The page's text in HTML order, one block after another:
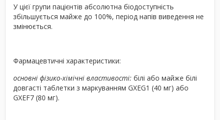
У цієї групи пацієнтів абсолютна біодоступність
збільшується майже до 100%, період напів виведення не
змінюється.
Фармацевтичні характеристики:
основні фізико-хімічні властивості: білі або майже білі
довгасті таблетки з маркуванням GXEG1 (40 мг) або
GXEF7 (80 мг).